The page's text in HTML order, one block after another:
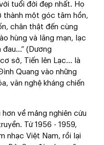
tuổi đời đẹp nhất. Họ
thành một góc tâm hồn,
chân thật đến cùng
hùng và lãng mạn, lạc
(Dương
sở, Tiến lên Lạc… là
Quang vào những
văn nghệ kháng chiến
hơn về mảng nghiên cứu
Từ 1956 - 1959,
nhạc Việt Nam, rồi lại